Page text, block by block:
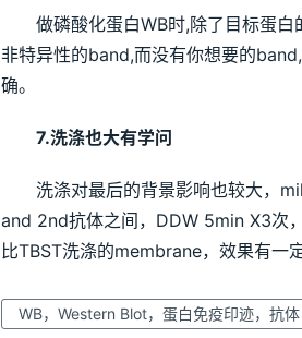
做磷酸化蛋白WB时,除了目标蛋
非特异性的band,而没有你想要的
确。
7.洗涤也大有学问
洗涤对最后的背景影响也较大，
and 2nd抗体之间，DDW 5min X3次
比TBST洗涤的membrane，效果有一
WB，Western Blot，蛋白免疫印迹，抗体